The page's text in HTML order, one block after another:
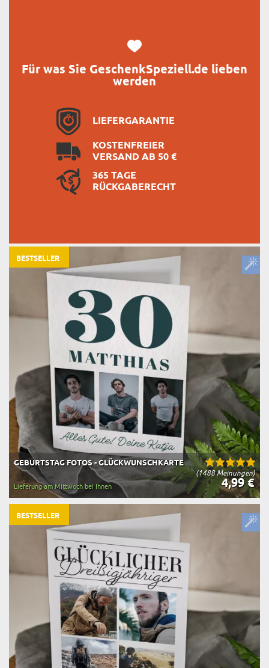
Für was Sie GeschenkSpeziell.de lieben
werden
LIEFERGARANTIE
KOSTENFREIER
VERSAND AB 50 €
365 TAGE
RÜCKGABERECHT
(1488 Meinungen)
GEBURTSTAG FOTOS - GLÜCKWUNSCHKARTE
4,99 €
Lieferung am Mittwoch bei Ihnen
BESTSELLER
BESTSELLER